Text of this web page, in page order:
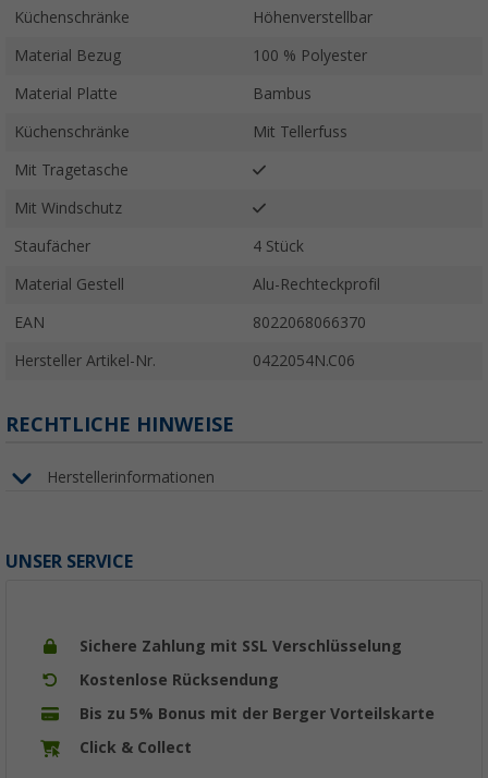
Küchenschränke Höhenverstellbar
Material Bezug 100 % Polyester
Material Platte Bambus
Küchenschränke Mit Tellerfuss
Mit Tragetasche
Mit Windschutz
Staufächer 4 Stück
Material Gestell Alu-Rechteckprofil
EAN 8022068066370
Hersteller Artikel-Nr. 0422054N.C06
RECHTLICHE HINWEISE
Herstellerinformationen
UNSER SERVICE
Sichere Zahlung mit SSL Verschlüsselung
Kostenlose Rücksendung
Bis zu 5% Bonus mit der Berger Vorteilskarte
Click & Collect